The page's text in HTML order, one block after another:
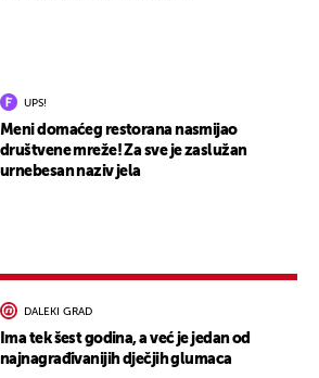
UPS!
Meni domaćeg restorana nasmijao
društvene mreže! Za sve je zaslužan
urnebesan naziv jela
DALEKI GRAD
Ima tek šest godina, a već je jedan od
najnagrađivanijih dječjih glumaca